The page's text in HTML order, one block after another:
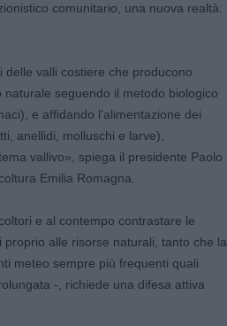
comunitario, una nuova realtà:
delle valli costiere che producono
seguendo il metodo biologico
e affidando l’alimentazione dei
anellidi, molluschi e larve),
vallivo», spiega il presidente Paolo
Emilia Romagna.
e al contempo contrastare le
alle risorse naturali, tanto che la
meteo sempre più frequenti quali
-, richiede una difesa attiva